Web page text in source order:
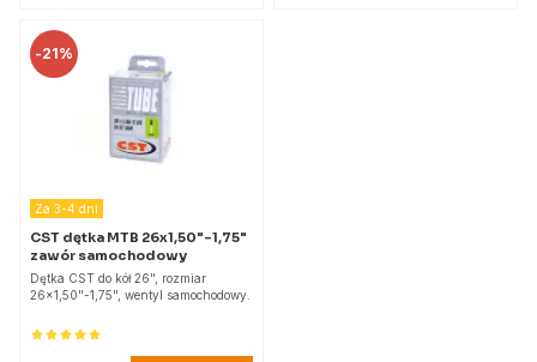
-21%
Za 3-4 dni
CST dętka MTB 26x1,50"-1,75"
zawór samochodowy
Dętka CST do kół 26", rozmiar
26x1,50"-1,75", wentyl samochodowy.